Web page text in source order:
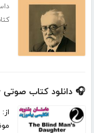
🎧 دانلود کتاب صوتی The Blind Mans Daughter (دختر مرد کور)